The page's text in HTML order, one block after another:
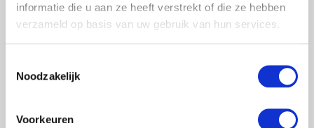
informatie die u aan ze heeft verstrekt of die ze hebben
verzameld op basis van uw gebruik van hun services.
Noodzakelijk
Voorkeuren
> Verlanglijst
> Vergelijk